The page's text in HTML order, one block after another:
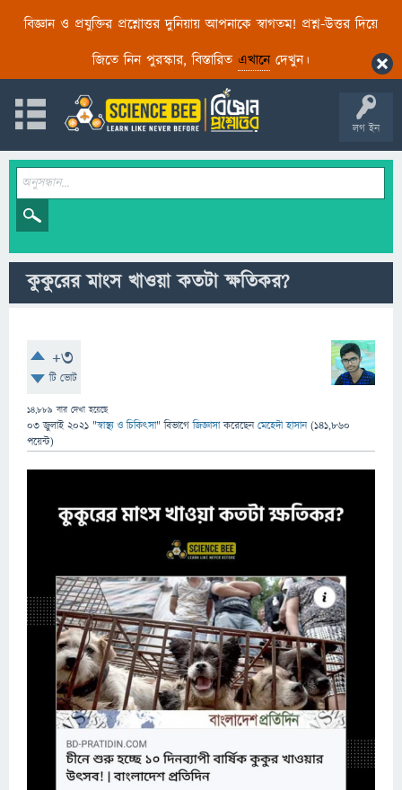
বিজ্ঞান ও প্রযুক্তির প্রশ্নোত্তর দুনিয়ায় আপনাকে স্বাগতম! প্রশ্ন-উত্তর দিয়ে
জিতে নিন পুরস্কার, বিস্তারিত এখানেদেখুন।
লগ ইন
কুকুরের মাংস খাওয়া কতটা ক্ষতিকর?
+3
টি ভোট
14,889 বার দেখা হয়েছে
03 জুলাই 2021 "স্বাস্থ্য ও চিকিৎসা" বিভাগে জিজ্ঞাসাকরেছেনমেহেদী হাসান (141,860
পয়েন্ট)